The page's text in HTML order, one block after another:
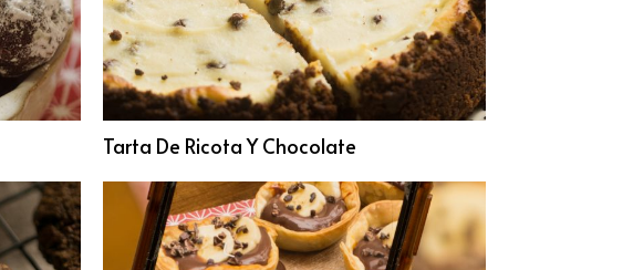
Tarta De Ricota Y Chocolate